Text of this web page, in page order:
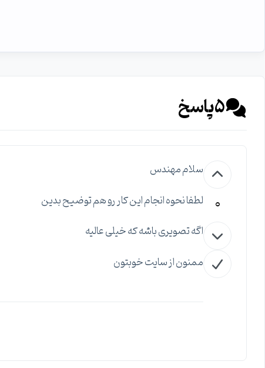
5پاسخ
0
سلام مهندس
لطفا نحوه انجام این کار رو هم توضیح بدین
اگه تصویری باشه که خیلی عالیه
ممنون از سایت خوبتون